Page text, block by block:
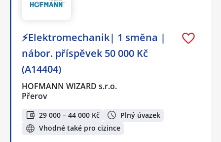
⚡Elektromechanik| 1 směna |
nábor. příspěvek 50 000 Kč
(A14404)
HOFMANN WIZARD s.r.o.
Přerov
29 000 – 44 000 Kč
Plný úvazek
Vhodné také pro cizince